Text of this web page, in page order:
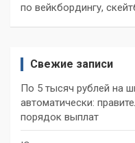
по вейкбордингу,
Свежие записи
По 5 тысяч рублей на
автоматически:
порядок выплат